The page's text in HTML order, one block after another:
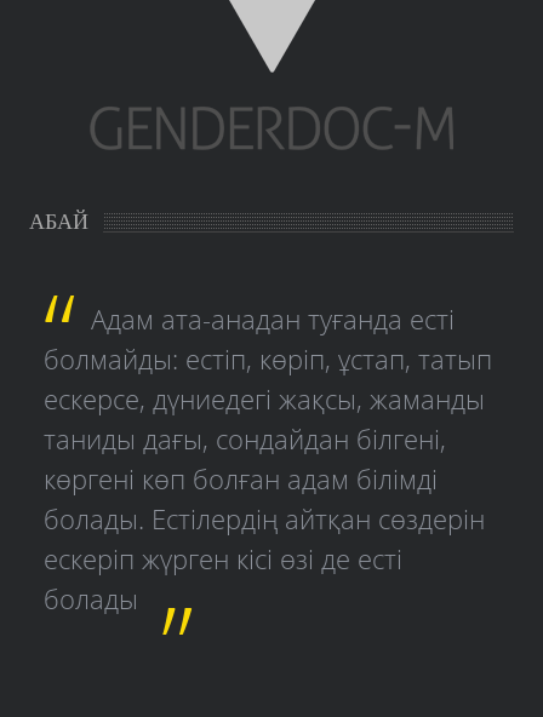
АБАЙ
Адам ата-анадан туғанда есті
болмайды: естіп, көріп, ұстап, татып
ескерсе, дүниедегі жақсы, жаманды
таниды дағы, сондайдан білгені,
көргені көп болған адам білімді
болады. Естілердің айтқан сөздерін
ескеріп жүрген кісі өзі де есті
болады